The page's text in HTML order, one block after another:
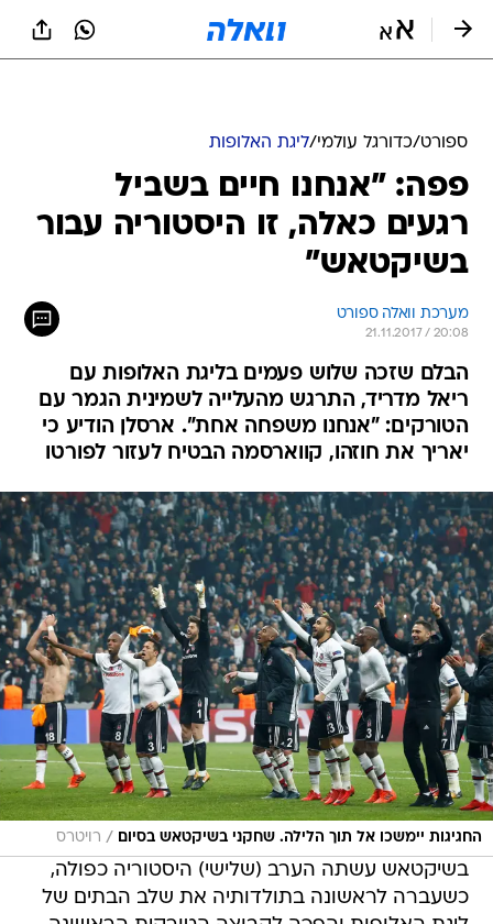
ספורט/כדורגל עולמי/ליגת האלופות
פפה: "אנחנו חיים בשביל
רגעים כאלה, זו היסטוריה עבור
בשיקטאש"
מערכת וואלה ספורט
21.11.2017 / 20:08
הבלם שזכה שלוש פעמים בליגת האלופות עם
ריאל מדריד, התרגש מהעלייה לשמינית הגמר עם
הטורקים: "אנחנו משפחה אחת". ארסלן הודיע כי
יאריך את חוזהו, קווארסמה הבטיח לעזור לפורטו
החגיגות יימשכו אל תוך הלילה. שחקני בשיקטאש בסיום / רויטרס
בשיקטאש עשתה הערב (שלישי) היסטוריה כפולה,
כשעברה לראשונה בתולדותיה את שלב הבתים של